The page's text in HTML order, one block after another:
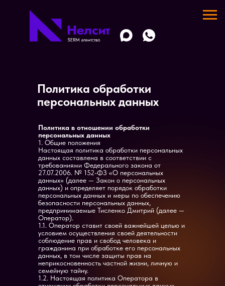
SEO продвижение сайта
SEO оптимизация
Контекстная и таргетированная реклама
Разработка и создание сайта
Они все должны ссылаться на текущую страницу.
Политика обработки
персональных данных
Политика в отношении обработки
персональных данных
1. Общие положения
Настоящая политика обработки персональных
данных составлена в соответствии с
требованиями Федерального закона от
27.07.2006. № 152-ФЗ «О персональных
данных» (далее — Закон о персональных
данных) и определяет порядок обработки
персональных данных и меры по обеспечению
безопасности персональных данных,
предпринимаемые Тисленко Дмитрий (далее —
Оператор).
1.1. Оператор ставит своей важнейшей целью и
условием осуществления своей деятельности
соблюдение прав и свобод человека и
гражданина при обработке его персональных
данных, в том числе защиты прав на
неприкосновенность частной жизни, личную и
семейную тайну.
1.2. Настоящая политика Оператора в